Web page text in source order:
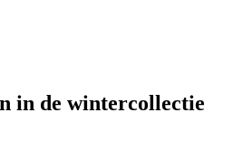
in de wintercollectie